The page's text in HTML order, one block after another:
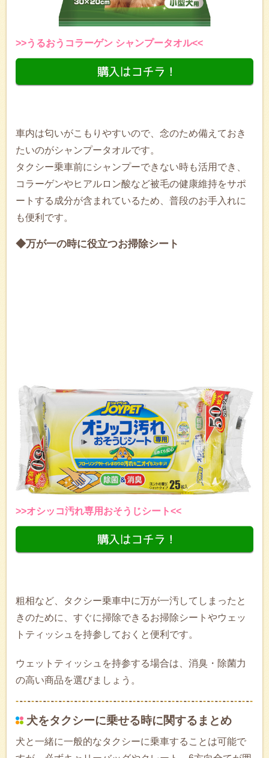
>>うるおうコラーゲン シャンプータオル<<
車内は匂いがこもりやすいので、念のため備えておき
たいのがシャンプータオルです。
タクシー乗車前にシャンプーできない時も活用でき、
コラーゲンやヒアルロン酸など被毛の健康維持をサポ
ートする成分が含まれているため、普段のお手入れに
も便利です。
◆万が一の時に役立つお掃除シート
>>オシッコ汚れ専用おそうじシート<<
粗相など、タクシー乗車中に万が一汚してしまったと
きのために、すぐに掃除できるお掃除シートやウェッ
トティッシュを持参しておくと便利です。
ウェットティッシュを持参する場合は、消臭・除菌力
の高い商品を選びましょう。
犬をタクシーに乗せる時に関するまとめ
犬と一緒に一般的なタクシーに乗車することは可能で